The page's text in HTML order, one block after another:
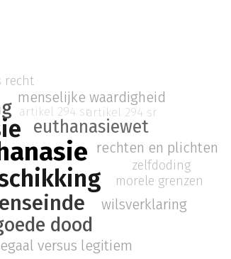
euthanasiewet
dood
recht
menselijke waardigheid
rechten en plichten
zelfdoding
versus legitiem
morele grenzen
wilsverklaring
artikel 294 srartikel 294 sr